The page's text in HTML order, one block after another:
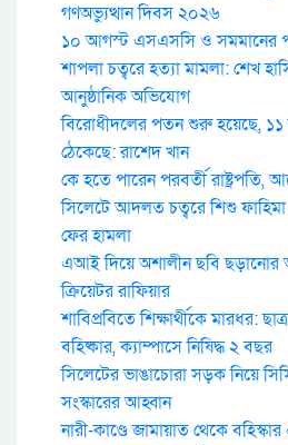
গণঅভ্যুত্থান দিবস ২০২৬
১০ আগস্ট এসএসসি ও সমমানের
শাপলা চত্বরে হত্যা মামলা: শেখ
আনুষ্ঠানিক অভিযোগ
বিরোধীদলের পতন শুরু হয়েছে,
ঠেকেছে: রাশেদ খান
কে হতে পারেন পরবর্তী
সিলেটে আদলত চত্বরে শিশু
ফের হামলা
এআই দিয়ে অশালীন ছবি ছড়ানোর
ক্রিয়েটর রাফিয়ার
শাবিপ্রবিতে শিক্ষার্থীকে মারধর:
বহিষ্কার, ক্যাম্পাসে নিষিদ্ধ ২ বছর
সিলেটের ভাঙাচোরা সড়ক নিয়ে
সংস্কারের আহ্বান
নারী-কাণ্ডে জামায়াত থেকে